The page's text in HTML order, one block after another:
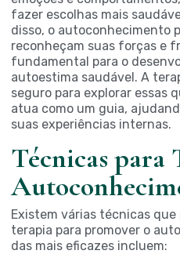
fazer escolhas mais
disso, o autoconhecimento
reconheçam suas forças e
fundamental para o
autoestima saudável. A
seguro para explorar essas
atua como um guia,
suas experiências internas.
Técnicas para
Existem várias técnicas
terapia para promover o
das mais eficazes incluem: